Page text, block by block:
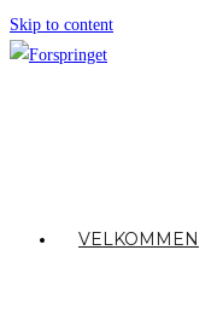
Skip to content
VELKOMMEN